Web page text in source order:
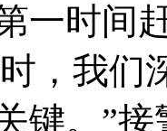
一时间
我们
键。”